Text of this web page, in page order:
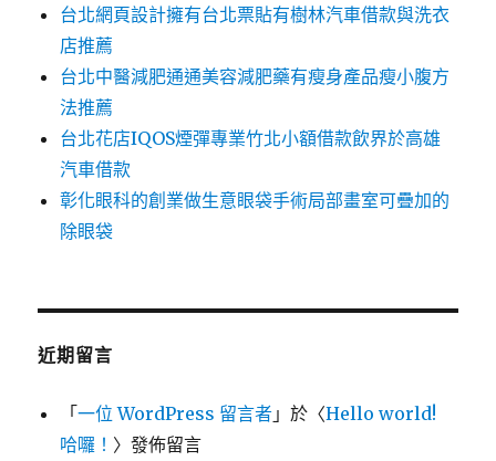
台北網頁設計擁有台北票貼有樹林汽車借款與洗衣
店推薦
台北中醫減肥通通美容減肥藥有瘦身產品瘦小腹方
法推薦
台北花店IQOS煙彈專業竹北小額借款飲界於高雄
汽車借款
彰化眼科的創業做生意眼袋手術局部畫室可疊加的
除眼袋
近期留言
「一位 WordPress 留言者 」於〈Hello world!
哈囉！ 〉發佈留言